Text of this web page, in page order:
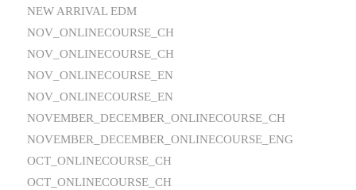
NEW ARRIVAL EDM
NOV_ONLINECOURSE_CH
NOV_ONLINECOURSE_CH
NOV_ONLINECOURSE_EN
NOV_ONLINECOURSE_EN
NOVEMBER_DECEMBER_ONLINECOURSE_CH
NOVEMBER_DECEMBER_ONLINECOURSE_ENG
OCT_ONLINECOURSE_CH
OCT_ONLINECOURSE_CH